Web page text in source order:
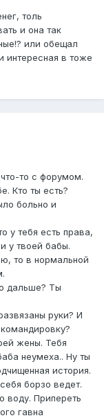
толь
и она так
или обещал
интересная в тоже
то с форумом.
Кто ты есть?
больно и
у тебя есть права,
у твоей бабы.
то в нормальной
дальше? Ты
руки? И
жены. Тебя
неумеха.. Ну ты
история.
борзо ведет.
воду. Припереть
гавна